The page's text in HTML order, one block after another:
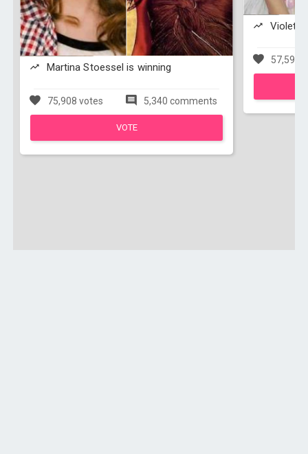
Martina Stoessel is winning
75,908 votes 5,340 comments
VOTE
Violetta
57,595